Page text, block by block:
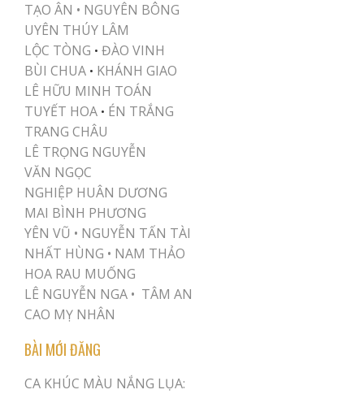
TẠO ÂN • NGUYÊN BÔNG
UYÊN THÚY LÂM
LỘC TÒNG • ĐÀO VINH
BÙI CHUA • KHÁNH GIAO
LÊ HỮU MINH TOÁN
TUYẾT HOA • ÉN TRẮNG
TRANG CHÂU
LÊ TRỌNG NGUYỄN
VĂN NGỌC
NGHIỆP HUÂN DƯƠNG
MAI BÌNH PHƯƠNG
YÊN VŨ • NGUYỄN TẤN TÀI
NHẤT HÙNG • NAM THẢO
HOA RAU MUỐNG
LÊ NGUYỄN NGA • TÂM AN
CAO MỴ NHÂN
BÀI MỚI ĐĂNG
CA KHÚC MÀU NẮNG LỤA: